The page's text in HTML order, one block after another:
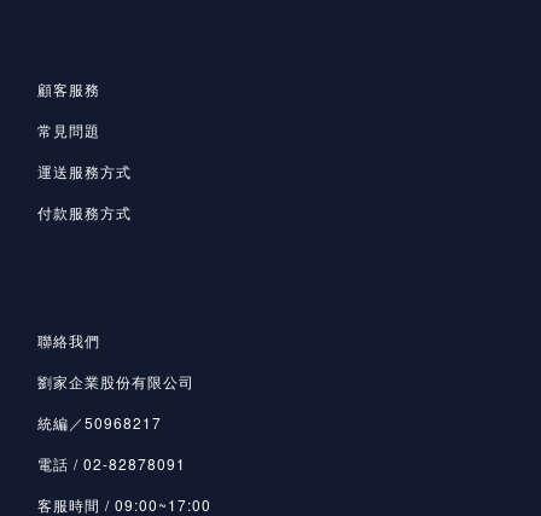
顧客服務
常見問題
運送服務方式
付款服務方式
聯絡我們
劉家企業股份有限公司
統編／50968217
電話 / 02-82878091
客服時間 / 09:00~17:00